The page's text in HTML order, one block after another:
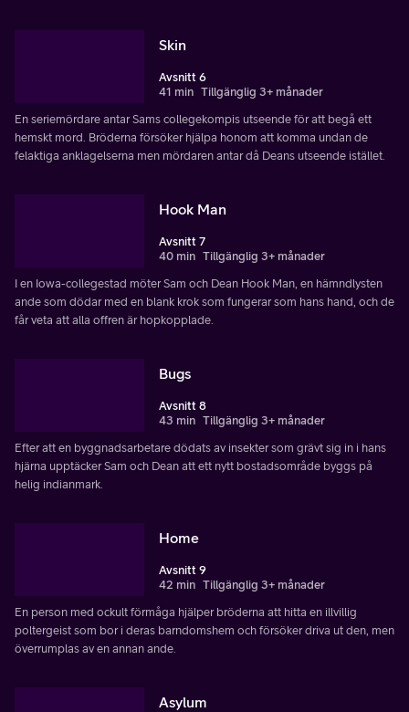
Skin
Avsnitt 6
41 min Tillgänglig 3+ månader
En seriemördare antar Sams collegekompis utseende för att begå ett
hemskt mord. Bröderna försöker hjälpa honom att komma undan de
felaktiga anklagelserna men mördaren antar då Deans utseende istället.
Hook Man
Avsnitt 7
40 min Tillgänglig 3+ månader
I en Iowa-collegestad möter Sam och Dean Hook Man, en hämndlysten
ande som dödar med en blank krok som fungerar som hans hand, och de
får veta att alla offren är hopkopplade.
Bugs
Avsnitt 8
43 min Tillgänglig 3+ månader
Efter att en byggnadsarbetare dödats av insekter som grävt sig in i hans
hjärna upptäcker Sam och Dean att ett nytt bostadsområde byggs på
helig indianmark.
Home
Avsnitt 9
42 min Tillgänglig 3+ månader
En person med ockult förmåga hjälper bröderna att hitta en illvillig
poltergeist som bor i deras barndomshem och försöker driva ut den, men
överrumplas av en annan ande.
Asylum